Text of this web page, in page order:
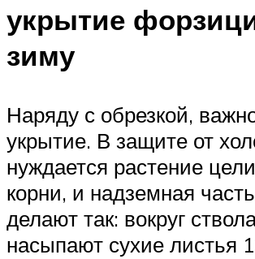
укрытие
зиму
Наряду с обрезкой,
укрытие. В защите от
нуждается растение
корни, и надземная
делают так: вокруг
насыпают сухие листья